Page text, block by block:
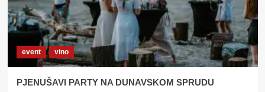
event vino
PJENUŠAVI PARTY NA DUNAVSKOM SPRUDU